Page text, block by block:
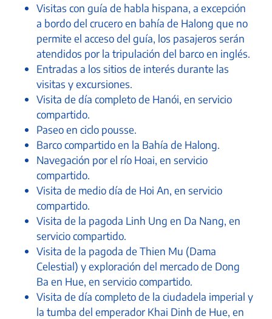
Visitas con guía de habla hispana, a excepción
a bordo del crucero en bahía de Halong que no
permite el acceso del guía, los pasajeros serán
atendidos por la tripulación del barco en inglés.
Entradas a los sitios de interés durante las
visitas y excursiones.
Visita de día completo de Hanói, en servicio
compartido.
Paseo en ciclo pousse.
Barco compartido en la Bahía de Halong.
Navegación por el río Hoai, en servicio
compartido.
Visita de medio día de Hoi An, en servicio
compartido.
Visita de la pagoda Linh Ung en Da Nang, en
servicio compartido.
Visita de la pagoda de Thien Mu (Dama
Celestial) y exploración del mercado de Dong
Ba en Hue, en servicio compartido.
Visita de día completo de la ciudadela imperial y
la tumba del emperador Khai Dinh de Hue, en